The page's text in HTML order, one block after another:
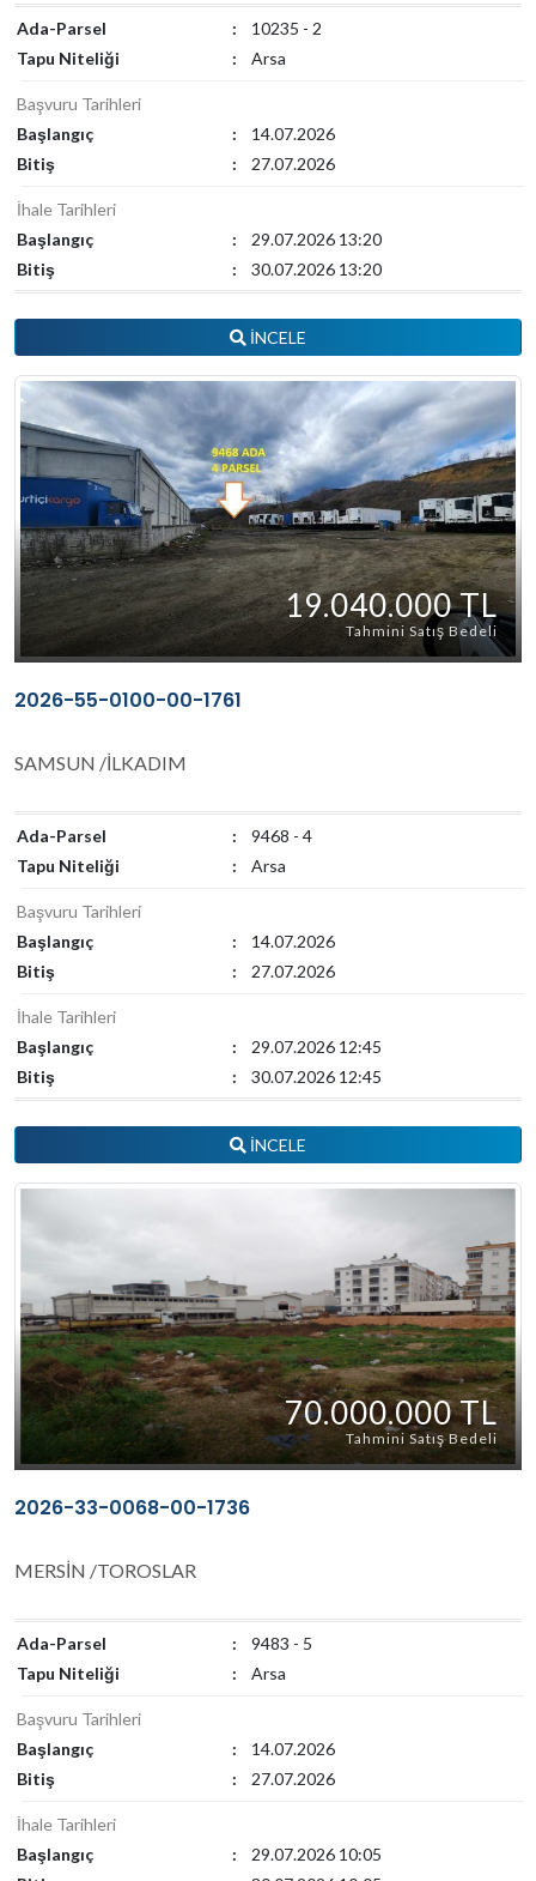
Ada-Parsel :
10235 - 2
Tapu Niteliği
: Arsa
Başvuru Tarihleri
Başlangıç
:
14.07.2026
Bitiş
: 27.07.2026
İhale Tarihleri
Başlangıç
:
29.07.2026 13:20
Bitiş
: 30.07.2026 13:20
İNCELE
19.040.000 TL
Tahmini Satış Bedeli
2026-55-0100-00-1761
SAMSUN /İLKADIM
Ada-Parsel :
9468 - 4
Tapu Niteliği
: Arsa
Başvuru Tarihleri
Başlangıç
:
14.07.2026
Bitiş
: 27.07.2026
İhale Tarihleri
Başlangıç
:
29.07.2026 12:45
Bitiş
: 30.07.2026 12:45
İNCELE
70.000.000 TL
Tahmini Satış Bedeli
2026-33-0068-00-1736
MERSİN /TOROSLAR
Ada-Parsel :
9483 - 5
Tapu Niteliği
: Arsa
Başvuru Tarihleri
Başlangıç
:
14.07.2026
Bitiş
: 27.07.2026
İhale Tarihleri
Başlangıç
:
29.07.2026 10:05